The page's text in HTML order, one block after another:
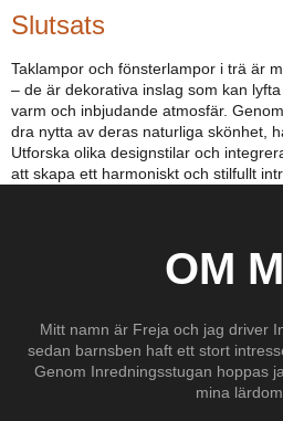
Slutsats
Taklampor och fönsterlampor i trä är
– de är dekorativa inslag som kan
varm och inbjudande atmosfär.
dra nytta av deras naturliga skönhet,
Utforska olika designstilar och
att skapa ett harmoniskt och stilfullt
OM
Mitt namn är Freja och jag driver
sedan barnsben haft ett stort
Genom Inredningsstugan hoppas
mina